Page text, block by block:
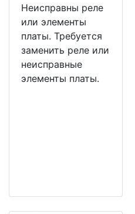
Неисправны реле
или элементы
платы. Требуется
заменить реле или
неисправные
элементы платы.